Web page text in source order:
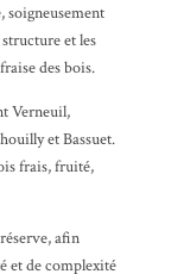
soigneusement
et les
des bois.
Verneuil,
et Bassuet.
frais, fruité,
afin
et de complexité